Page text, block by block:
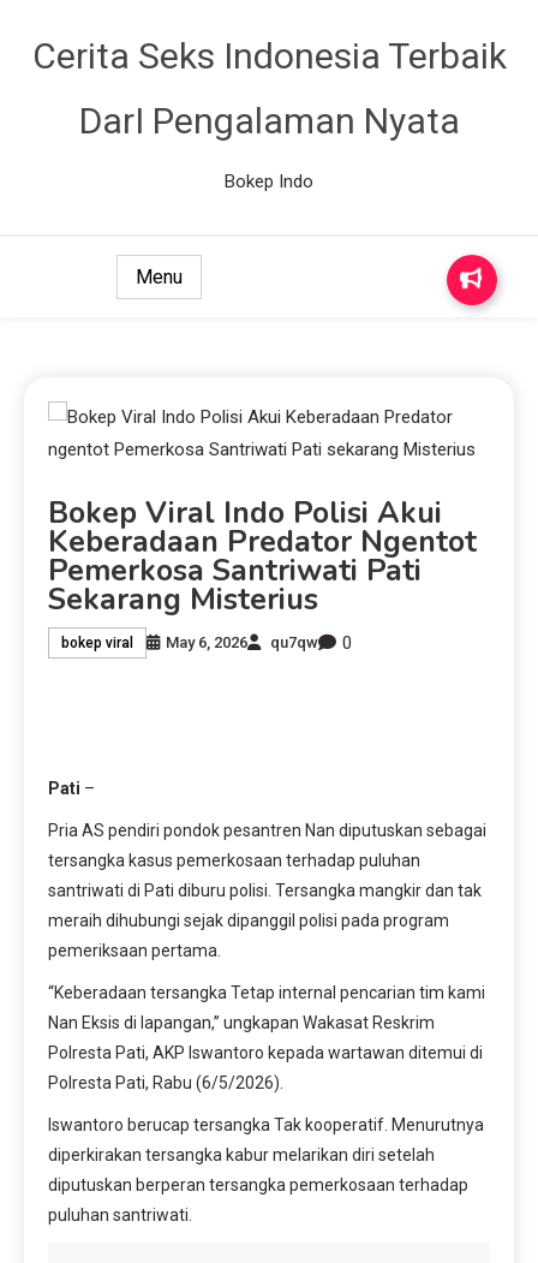
Cerita Seks Indonesia Terbaik
DarI Pengalaman Nyata
Bokep Indo
Menu
Bokep Viral Indo Polisi Akui
Keberadaan Predator Ngentot
Pemerkosa Santriwati Pati
Sekarang Misterius
bokep viral May 6, 2026 qu7qw 0
Pati –
Pria AS pendiri pondok pesantren Nan diputuskan sebagai
tersangka kasus pemerkosaan terhadap puluhan
santriwati di Pati diburu polisi. Tersangka mangkir dan tak
meraih dihubungi sejak dipanggil polisi pada program
pemeriksaan pertama.
“Keberadaan tersangka Tetap internal pencarian tim kami
Nan Eksis di lapangan,” ungkapan Wakasat Reskrim
Polresta Pati, AKP Iswantoro kepada wartawan ditemui di
Polresta Pati, Rabu (6/5/2026).
Iswantoro berucap tersangka Tak kooperatif. Menurutnya
diperkirakan tersangka kabur melarikan diri setelah
diputuskan berperan tersangka pemerkosaan terhadap
puluhan santriwati.